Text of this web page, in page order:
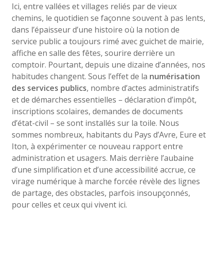
Ici, entre vallées et villages reliés par de vieux
chemins, le quotidien se façonne souvent à pas lents,
dans l’épaisseur d’une histoire où la notion de
service public a toujours rimé avec guichet de mairie,
affiche en salle des fêtes, sourire derrière un
comptoir. Pourtant, depuis une dizaine d’années, nos
habitudes changent. Sous l’effet de la numérisation
des services publics, nombre d’actes administratifs
et de démarches essentielles – déclaration d’impôt,
inscriptions scolaires, demandes de documents
d’état-civil – se sont installés sur la toile. Nous
sommes nombreux, habitants du Pays d’Avre, Eure et
Iton, à expérimenter ce nouveau rapport entre
administration et usagers. Mais derrière l’aubaine
d’une simplification et d’une accessibilité accrue, ce
virage numérique à marche forcée révèle des lignes
de partage, des obstacles, parfois insoupçonnés,
pour celles et ceux qui vivent ici.